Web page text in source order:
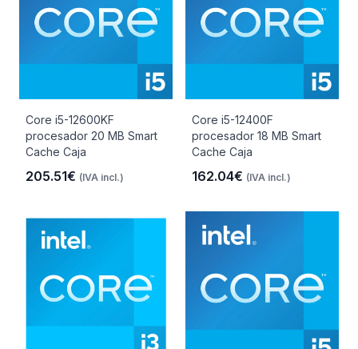
Core i5-12600KF
procesador 20 MB Smart
Cache Caja
205.51€ (IVA incl.)
Core i5-12400F
procesador 18 MB Smart
Cache Caja
162.04€ (IVA incl.)